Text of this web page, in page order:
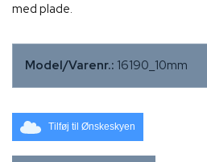
med plade.
Model/Varenr.: 16190_10mm
Tilføj til Ønskeskyen